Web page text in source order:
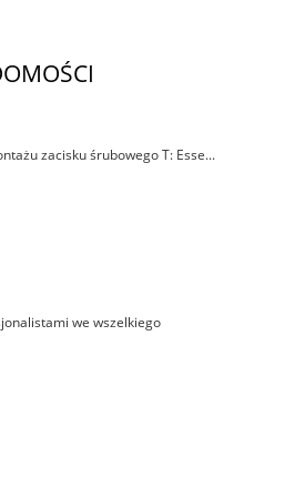
zacisku śrubowego T: Esse...
we wszelkiego